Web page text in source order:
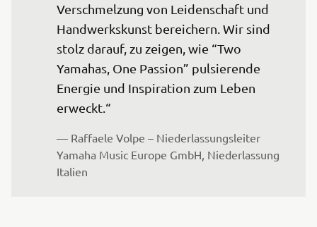
Verschmelzung von Leidenschaft und
Handwerkskunst bereichern. Wir sind
stolz darauf, zu zeigen, wie “Two
Yamahas, One Passion” pulsierende
Energie und Inspiration zum Leben
erweckt.“
— Raffaele Volpe – Niederlassungsleiter
Yamaha Music Europe GmbH, Niederlassung
Italien